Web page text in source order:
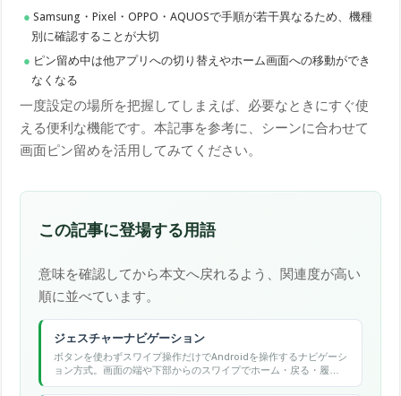
Samsung・Pixel・OPPO・AQUOSで手順が若干異なるため、機種
別に確認することが大切
ピン留め中は他アプリへの切り替えやホーム画面への移動ができ
なくなる
一度設定の場所を把握してしまえば、必要なときにすぐ使
える便利な機能です。本記事を参考に、シーンに合わせて
画面ピン留めを活用してみてください。
この記事に登場する用語
意味を確認してから本文へ戻れるよう、関連度が高い
順に並べています。
ジェスチャーナビゲーション
ボタンを使わずスワイプ操作だけでAndroidを操作するナビゲーシ
ョン方式。画面の端や下部からのスワイプでホーム・戻る・履歴
などの操作を実現する。